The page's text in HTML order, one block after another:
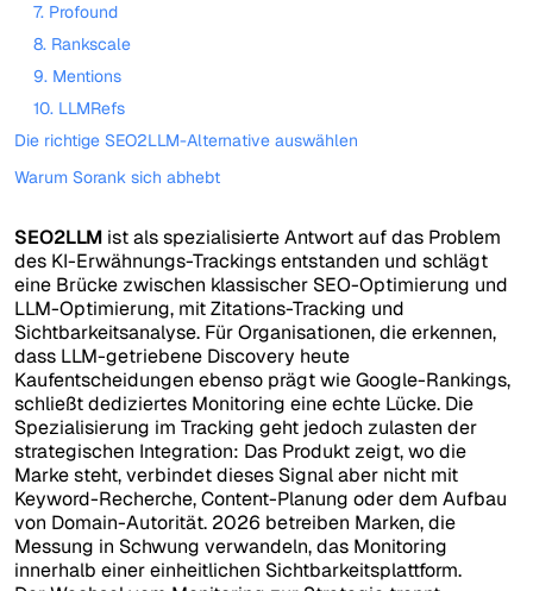
7. Profound
8. Rankscale
9. Mentions
10. LLMRefs
Die richtige SEO2LLM-Alternative auswählen
Warum Sorank sich abhebt
SEO2LLM ist als spezialisierte Antwort auf das Problem
des KI-Erwähnungs-Trackings entstanden und schlägt
eine Brücke zwischen klassischer SEO-Optimierung und
LLM-Optimierung, mit Zitations-Tracking und
Sichtbarkeitsanalyse. Für Organisationen, die erkennen,
dass LLM-getriebene Discovery heute
Kaufentscheidungen ebenso prägt wie Google-Rankings,
schließt dediziertes Monitoring eine echte Lücke. Die
Spezialisierung im Tracking geht jedoch zulasten der
strategischen Integration: Das Produkt zeigt, wo die
Marke steht, verbindet dieses Signal aber nicht mit
Keyword-Recherche, Content-Planung oder dem Aufbau
von Domain-Autorität. 2026 betreiben Marken, die
Messung in Schwung verwandeln, das Monitoring
innerhalb einer einheitlichen Sichtbarkeitsplattform.